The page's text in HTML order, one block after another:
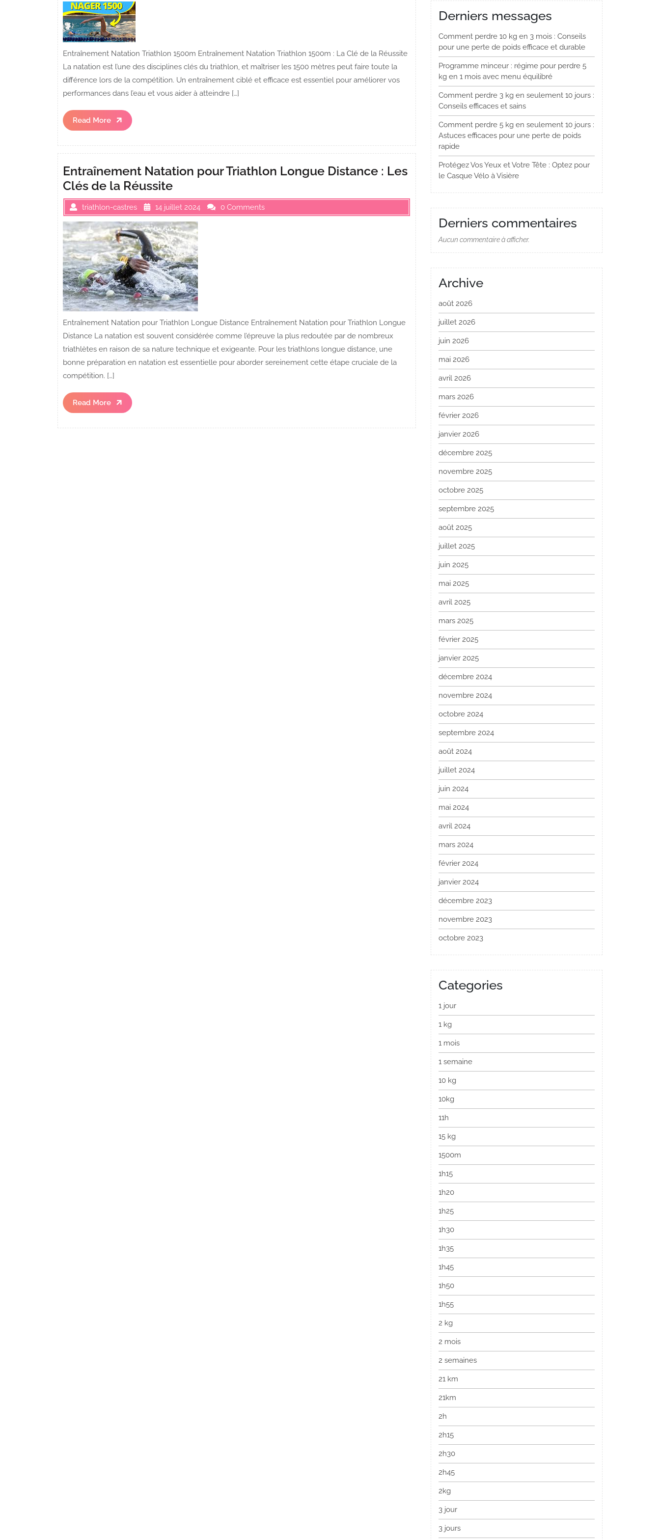
Entraînement Natation Triathlon 1500m Entraînement Natation Triathlon 1500m : La Clé de la Réussite
La natation est l’une des disciplines clés du triathlon, et maîtriser les 1500 mètres peut faire toute la
différence lors de la compétition. Un entraînement ciblé et efficace est essentiel pour améliorer vos
performances dans l’eau et vous aider à atteindre […]
Read More
Read
More
Entraînement Natation pour Triathlon Longue Distance : Les
Clés de la Réussite
triathlon-castres 14 juillet 2024 0 Comments
Entraînement Natation pour Triathlon Longue Distance Entraînement Natation pour Triathlon Longue
Distance La natation est souvent considérée comme l’épreuve la plus redoutée par de nombreux
triathlètes en raison de sa nature technique et exigeante. Pour les triathlons longue distance, une
bonne préparation en natation est essentielle pour aborder sereinement cette étape cruciale de la
compétition. […]
Read More
Read
More
Derniers messages
Comment perdre 10 kg en 3 mois : Conseils
pour une perte de poids efficace et durable
Programme minceur : régime pour perdre 5
kg en 1 mois avec menu équilibré
Comment perdre 3 kg en seulement 10 jours :
Conseils efficaces et sains
Comment perdre 5 kg en seulement 10 jours :
Astuces efficaces pour une perte de poids
rapide
Protégez Vos Yeux et Votre Tête : Optez pour
le Casque Vélo à Visière
Derniers commentaires
Aucun commentaire à afficher.
Archive
août 2026
juillet 2026
juin 2026
mai 2026
avril 2026
mars 2026
février 2026
janvier 2026
décembre 2025
novembre 2025
octobre 2025
septembre 2025
août 2025
juillet 2025
juin 2025
mai 2025
avril 2025
mars 2025
février 2025
janvier 2025
décembre 2024
novembre 2024
octobre 2024
septembre 2024
août 2024
juillet 2024
juin 2024
mai 2024
avril 2024
mars 2024
février 2024
janvier 2024
décembre 2023
novembre 2023
octobre 2023
Categories
1 jour
1 kg
1 mois
1 semaine
10 kg
10kg
11h
15 kg
1500m
1h15
1h20
1h25
1h30
1h35
1h45
1h50
1h55
2 kg
2 mois
2 semaines
21 km
21km
2h
2h15
2h30
2h45
2kg
3 jour
3 jours